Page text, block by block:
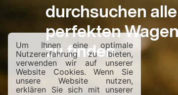
durchsuchen
perfekten
zu finden.
Um Ihnen eine optimale
Nutzererfahrung zu bieten,
verwenden wir auf unserer
Website Cookies. Wenn Sie
unsere Website nutzen,
erklären Sie sich mit unserer